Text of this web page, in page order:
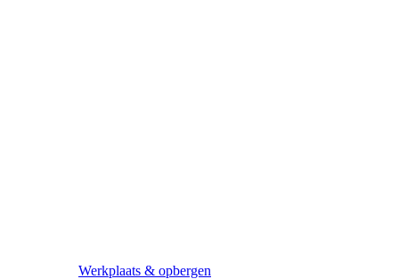
Werkplaats & opbergen